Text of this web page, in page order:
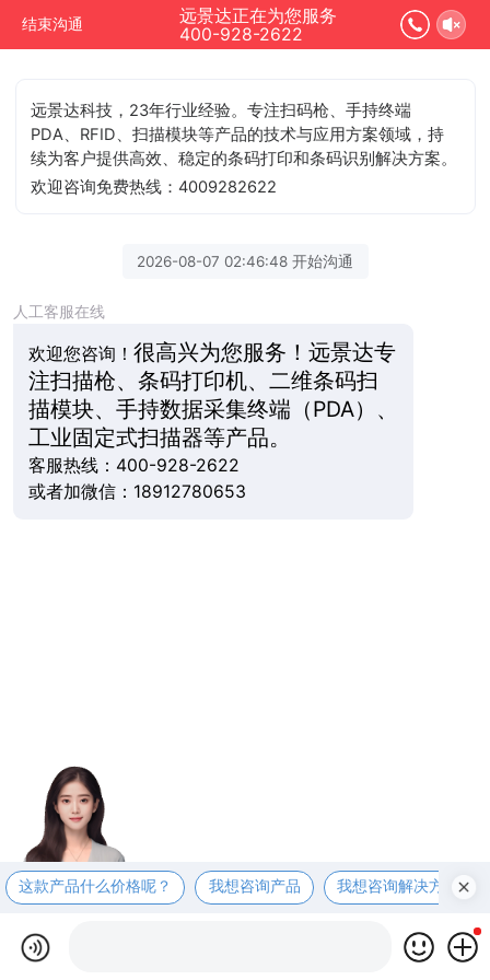
结束沟通
远景达正在为您服务
400-928-2622
远景达科技，23年行业经验。专注扫码枪、手持终端
PDA、RFID、扫描模块等产品的技术与应用方案领域，持
续为客户提供高效、稳定的条码打印和条码识别解决方案。
欢迎咨询免费热线：4009282622
2026-08-07 02:46:48 开始沟通
人工客服在线
欢迎您咨询！ 很高兴为您服务！远景达专
注扫描枪、条码打印机、二维条码扫
描模块、手持数据采集终端（PDA）、
工业固定式扫描器等产品。
客服热线：400-928-2622
或者加微信：18912780653
这款产品什么价格呢？ 我想咨询产品 我想咨询解决方案